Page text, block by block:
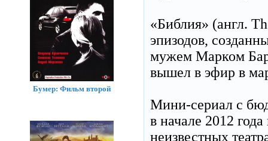
«Библия» (англ.
эпизодов,
мужем Марком
вышел в эфир в
Мини-сериал с
в начале 2012
неизвестных
Бумер: Фильм второй